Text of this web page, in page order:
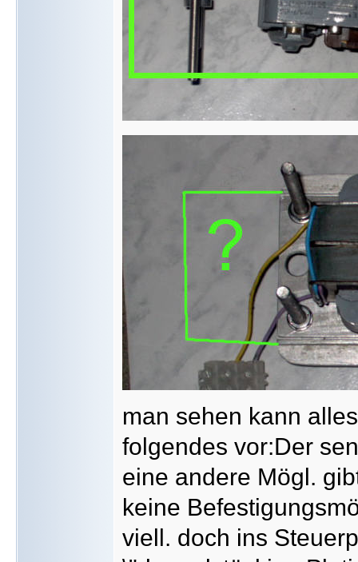
man sehen kann
folgendes vor:Der
eine andere Mögl.
keine
viell. doch ins